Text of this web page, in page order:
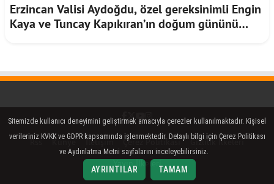
Erzincan Valisi Aydoğdu, özel gereksinimli Engin
Kaya ve Tuncay Kapıkıran’ın doğum gününü
Facebook
Twitter (X)
YouTube
Instagram
Rss Künye İletişim Çerez Politikası
Gizlilik İlkeleri
Yayın İlkeleri
Sitemizde kullanıcı deneyimini geliştirmek amacıyla çerezler kullanılmaktadır. Kişisel
verileriniz KVKK ve GDPR kapsamında işlenmektedir. Detaylı bilgi için Çerez Politikası
ve Aydınlatma Metni sayfalarını inceleyebilirsiniz.
AYRINTILAR TAMAM